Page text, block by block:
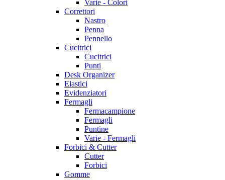
Varie - Colori
Correttori
Nastro
Penna
Pennello
Cucitrici
Cucitrici
Punti
Desk Organizer
Elastici
Evidenziatori
Fermagli
Fermacampione
Fermagli
Puntine
Varie - Fermagli
Forbici & Cutter
Cutter
Forbici
Gomme